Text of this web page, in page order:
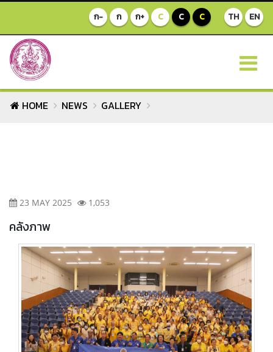
TH EN
ก- ก ก+ C C C
HOME NEWS GALLERY
23 MAY 2025 1,053
คลังภาพ